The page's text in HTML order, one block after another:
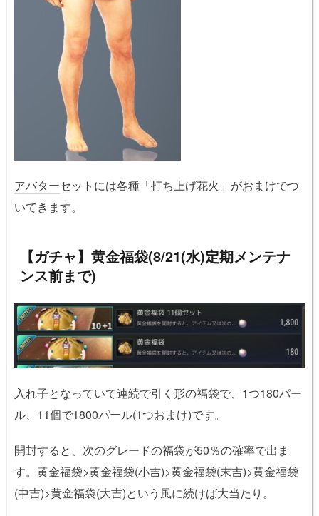
アバターセットには各種「打ち上げ花火」がおまけでつ
いてきます。
【ガチャ】黄金福袋(8/21(水)定期メンテナ
ンス前まで)
入れ子となっていて連続で引く形の福袋で、1つ180パー
ル、11個で1800パール(1つおまけ)です。
開封すると、次のグレードの福袋が50％の確率で出ま
す。黄金福袋>黄金福袋(小吉)>黄金福袋(末吉)>黄金福袋
(中吉)>黄金福袋(大吉)という風に続けば大当たり。